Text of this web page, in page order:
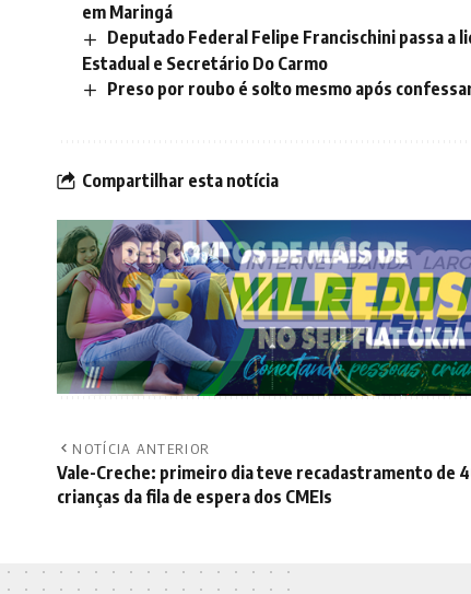
em Maringá
Deputado Federal Felipe Francischini passa a
Estadual e Secretário Do Carmo
Preso por roubo é solto mesmo após
Compartilhar esta notícia
NOTÍCIA ANTERIOR
Vale-Creche: primeiro dia teve recadastramento de
crianças da fila de espera dos CMEIs